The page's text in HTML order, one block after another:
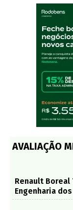
AVALIAÇÃO
Renault Boreal
Engenharia